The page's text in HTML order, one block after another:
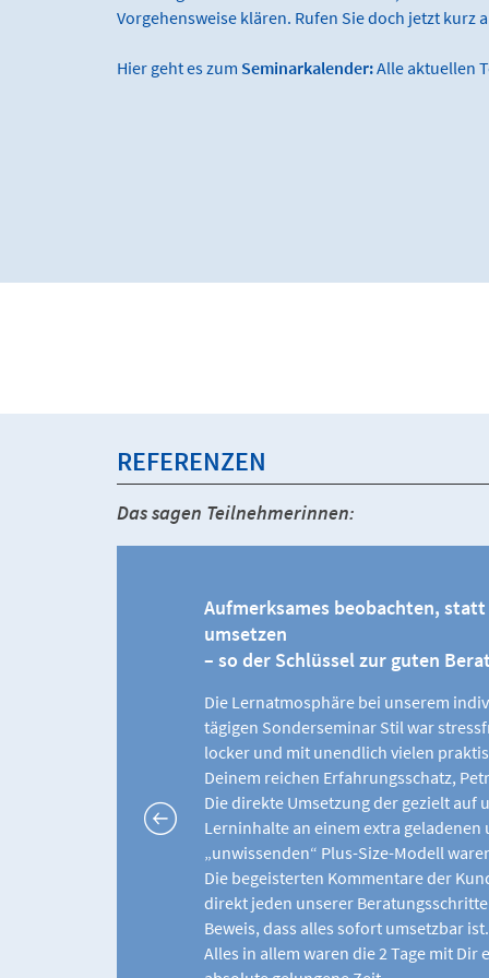
Vorgehensweise klären. Rufen Sie doch jetzt kurz
Hier geht es zum Seminarkalender:Alle aktuellen
REFERENZEN
Das sagen Teilnehmerinnen:
Aufmerksames beobachten,
umsetzen
– so der Schlüssel zur guten
Die Lernatmosphäre bei unserem
tägigen Sonderseminar Stil war
locker und mit unendlich vielen
Deinem reichen Erfahrungsschatz,
Die direkte Umsetzung der gezielt auf
Lerninhalte an einem extra geladenen
„unwissenden“ Plus-Size-Modell
Die begeisterten Kommentare der
direkt jeden unserer
Beweis, dass alles sofort umsetzbar ist.
Alles in allem waren die 2 Tage mit Dir